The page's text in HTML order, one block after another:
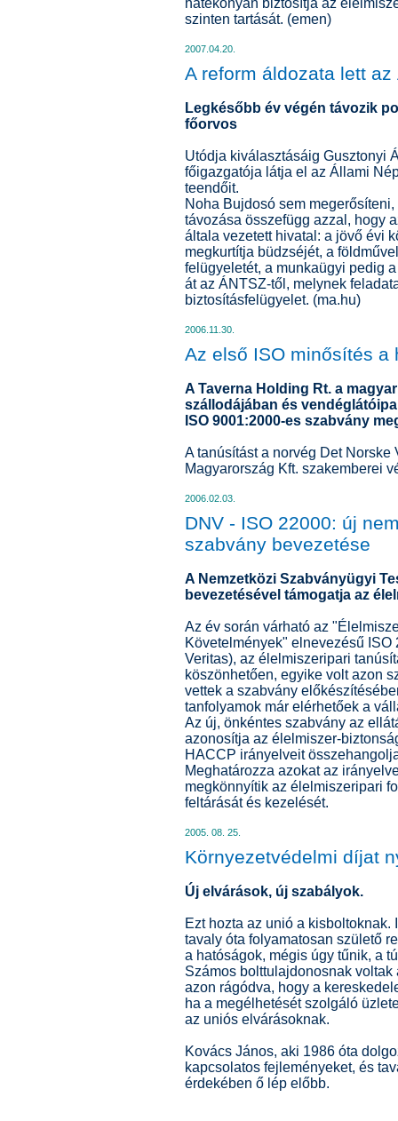
hatékonyan biztosítja az
szinten tartását. (emen)
2007.04.20.
A reform áldozata lett az
Legkésőbb év végén távozik
főorvos
Utódja kiválasztásáig Gusztonyi
főigazgatója látja el az Állami
teendőit.
Noha Bujdosó sem
távozása összefügg azzal, hogy
általa vezetett hivatal: a jövő évi
megkurtítja büdzséjét, a
felügyeletét, a munkaügyi pedig
át az ÁNTSZ-től, melynek
biztosításfelügyelet. (ma.hu)
2006.11.30.
Az első ISO minősítés a
A Taverna Holding Rt. a
szállodájában és
ISO 9001:2000-es szabvány
A tanúsítást a norvég Det
Magyarország Kft. szakemberei
2006.02.03.
DNV - ISO 22000: új
szabvány bevezetése
A Nemzetközi Szabványügyi
bevezetésével támogatja az
Az év során várható az
Követelmények" elnevezésű
Veritas), az élelmiszeripari
köszönhetően, egyike volt azon
vettek a szabvány
tanfolyamok már elérhetőek a
Az új, önkéntes szabvány az
azonosítja az élelmiszer-
HACCP irányelveit
Meghatározza azokat az
megkönnyítik az élelmiszeripari
feltárását és kezelését.
2005. 08. 25.
Környezetvédelmi díjat
Új elvárások, új szabályok.
Ezt hozta az unió a
tavaly óta folyamatosan születő
a hatóságok, mégis úgy tűnik, a
Számos bolttulajdonosnak
azon rágódva, hogy a
ha a megélhetését szolgáló
az uniós elvárásoknak.
Kovács János, aki 1986 óta
kapcsolatos fejleményeket, és
érdekében ő lép előbb.